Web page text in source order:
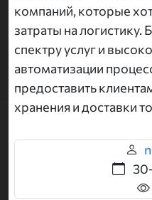
компаний, которые
затраты на
спектру услуг и
автоматизации
предоставить
хранения и доставки